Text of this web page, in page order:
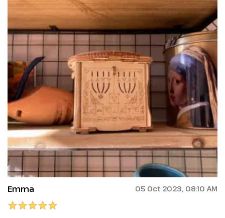
Emma 05 Oct 2023, 08:10 AM